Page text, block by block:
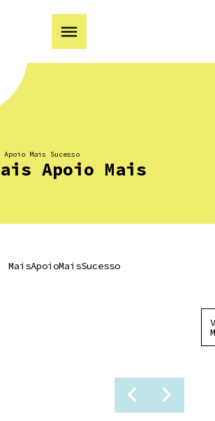
Apoio Mais Sucesso
Apoio Mais